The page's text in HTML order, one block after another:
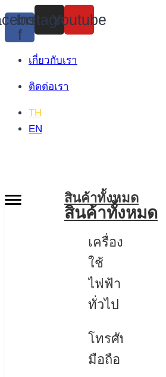
Skip
to
content
f
Instagram
Youtube
เกี่ยวกับเรา
ติดต่อเรา
TH
EN
สินค้าทั้งหมด
สินค้าทั้งหมด
เครื่อง
ใช้
ไฟฟ้า
ทั่วไป
โทรศัพท์
มือถือ